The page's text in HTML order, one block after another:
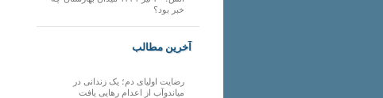
خبر بود؟
آخرین مطالب
رضایت اولیای دم؛ یک زندانی در
میاندوآب از اعدام رهایی یافت